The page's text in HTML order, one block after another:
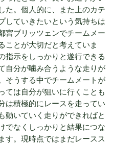
た。個人的に、また上のカテ
していきたいという気持ちは
宮ブリッツェンでチームメー
ことが大切だと考えていま
指示をしっかりと遂行できる
自分が噛み合うような走りが
そうする中でチームメートが
ては自分が狙いに行くことも
は積極的にレースを走ってい
動いていく走りができればと
でなくしっかりと結果につな
す。現時点ではまだレースス